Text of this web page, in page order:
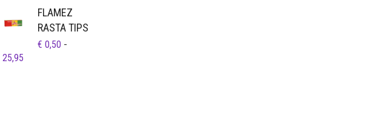
FLAMEZ
RASTA TIPS
€ 0,50 -
25,95